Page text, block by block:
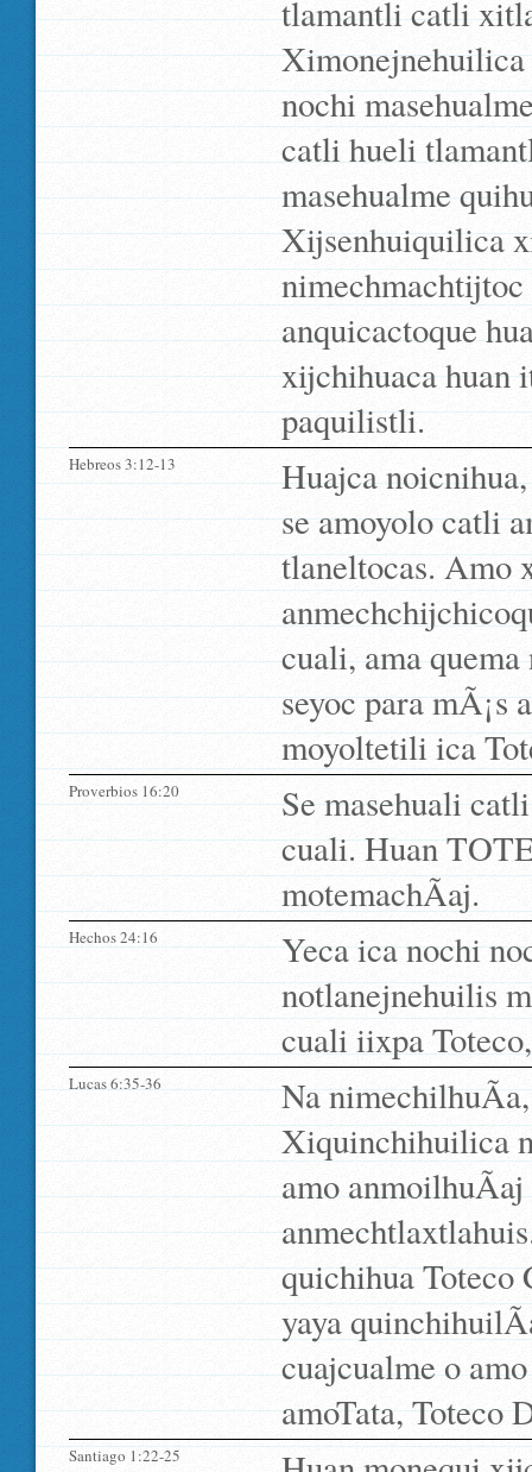
tlamantli catli
nochi
catli hueli
masehualme
Xijsenhuiquilica
anquicactoque
xijchihuaca huan
paquilistli.
Hebreos 3:12-13
Huajca
se amoyolo catli
tlaneltocas. Amo
cuali, ama
seyoc para mÃ¡s
moyoltetili ica
Proverbios 16:20
Se masehuali
cuali. Huan
motemachÃ­aj.
Hechos 24:16
Yeca ica nochi
notlanejnehuilis
cuali iixpa
Lucas 6:35-36
Na
Xiquinchihuilica
amo
quichihua
yaya
cuajcualme o
amoTata, Toteco
Santiago 1:22-25